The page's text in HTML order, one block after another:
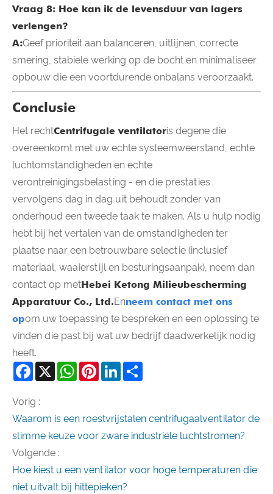
Vraag 8: Hoe kan ik de levensduur van lagers
verlengen?
A:Geef prioriteit aan balanceren, uitlijnen, correcte
smering, stabiele werking op de bocht en minimaliseer
opbouw die een voortdurende onbalans veroorzaakt.
Conclusie
Het rechtCentrifugale ventilatoris degene die
overeenkomt met uw echte systeemweerstand, echte
luchtomstandigheden en echte
verontreinigingsbelasting - en die prestaties
vervolgens dag in dag uit behoudt zonder van
onderhoud een tweede taak te maken. Als u hulp nodig
hebt bij het vertalen van de omstandigheden ter
plaatse naar een betrouwbare selectie (inclusief
materiaal, waaierstijl en besturingsaanpak), neem dan
contact op metHebei Ketong Milieubescherming
Apparatuur Co., Ltd.Enneem contact met ons
opom uw toepassing te bespreken en een oplossing te
vinden die past bij wat uw bedrijf daadwerkelijk nodig
heeft.
Facebook
X WhatsAppPinterestLinkedIn
Vorig :
Waarom is een roestvrijstalen centrifugaalventilator de
slimme keuze voor zware industriële luchtstromen?
Volgende :
Hoe kiest u een ventilator voor hoge temperaturen die
niet uitvalt bij hittepieken?